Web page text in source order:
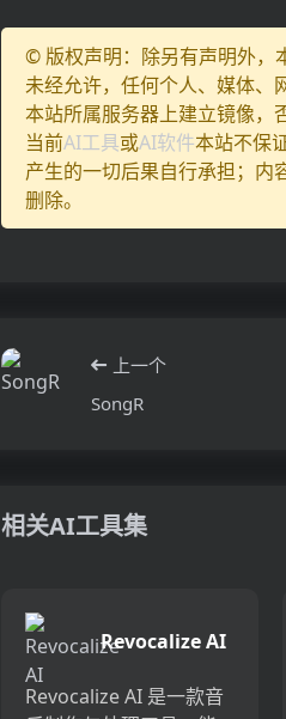
© 版权声明：除另有声明外，
未经允许，任何个人、媒体、
本站所属服务器上建立镜像，
当前AI工具或AI软件本站不保
产生的一切后果自行承担；内
删除。
上一个
SongR
相关AI工具集
Revocalize AI
Revocalize AI 是一款音